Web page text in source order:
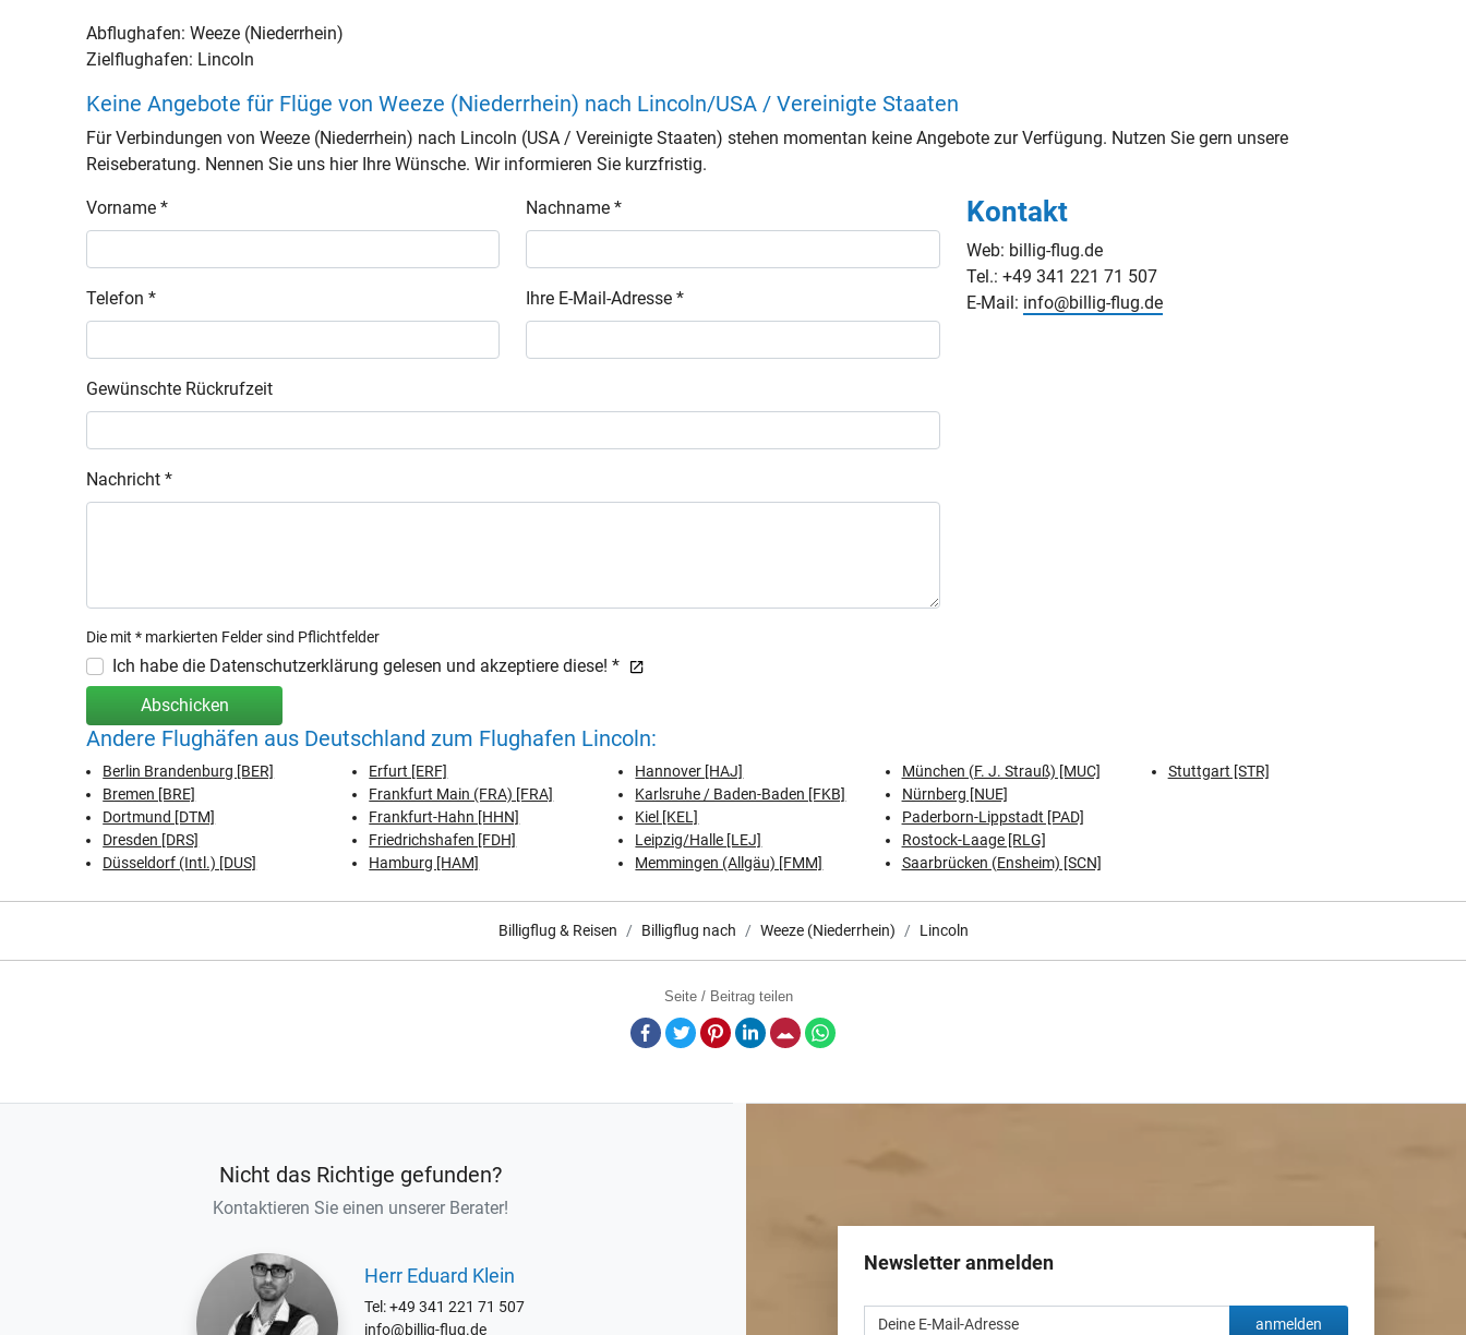
Abflughafen:Weeze (Niederrhein)
Zielflughafen: Lincoln
Keine Angebote für Flüge von Weeze (Niederrhein) nach Lincoln/USA / Vereinigte Staaten
Für Verbindungen von Weeze (Niederrhein) nach Lincoln (USA / Vereinigte Staaten) stehen momentan keine Angebote zur Verfügung. Nutzen Sie gern unsere
Reiseberatung. Nennen Sie uns hier Ihre Wünsche. Wir informieren Sie kurzfristig.
Vorname * Nachname *
Telefon * Ihre E-Mail-Adresse *
Gewünschte Rückrufzeit
Nachricht *
Die mit * markierten Felder sind Pflichtfelder
Ich habe die Datenschutzerklärung gelesen und akzeptiere diese! *
Abschicken
Kontakt
Web: billig-flug.de
Tel.: +49 341 221 71 507
E-Mail: info@billig-flug.de
Andere Flughäfen aus Deutschland zum Flughafen Lincoln:
Berlin Brandenburg [BER]
Bremen [BRE]
Dortmund [DTM]
Dresden [DRS]
Düsseldorf (Intl.) [DUS]
Erfurt [ERF]
Frankfurt Main (FRA) [FRA]
Frankfurt-Hahn [HHN]
Friedrichshafen [FDH]
Hamburg [HAM]
Hannover [HAJ]
Karlsruhe / Baden-Baden [FKB]
Kiel [KEL]
Leipzig/Halle [LEJ]
Memmingen (Allgäu) [FMM]
München (F. J. Strauß) [MUC]
Nürnberg [NUE]
Paderborn-Lippstadt [PAD]
Rostock-Laage [RLG]
Saarbrücken (Ensheim) [SCN]
Stuttgart [STR]
Billigflug & Reisen Billigflug nach Weeze (Niederrhein) Lincoln
Seite / Beitrag teilen
Facebook
TwitterPinterestLinkedInE-Mail
Nicht das Richtige gefunden?
Kontaktieren Sie einen unserer Berater!
Herr Eduard Klein
Tel: +49 341 221 71 507
info@billig-flug.de
Newsletter anmelden
anmelden